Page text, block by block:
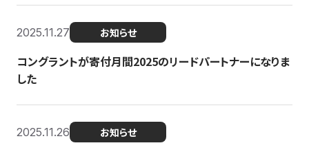
2025.11.27 お知らせ
コングラントが寄付月間2025のリードパートナーになりま
した
2025.11.26 お知らせ